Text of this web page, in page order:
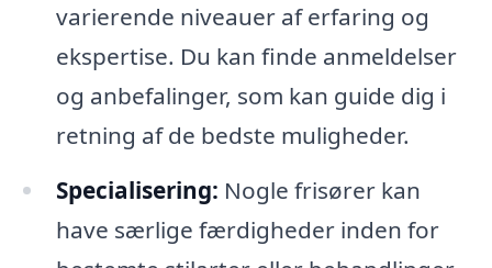
varierende niveauer af erfaring og
ekspertise. Du kan finde anmeldelser
og anbefalinger, som kan guide dig i
retning af de bedste muligheder.
Specialisering: Nogle frisører kan
have særlige færdigheder inden for